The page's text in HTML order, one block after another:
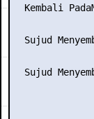
Kembali
Sujud
Sujud